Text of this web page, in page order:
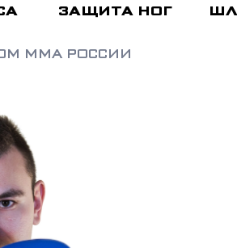
ЗАЩИТА НОГ
ММА РОССИИ